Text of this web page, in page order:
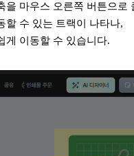
을 마우스 오른쪽 버튼으로
할 수 있는 트랙이 나타나,
게 이동할 수 있습니다.